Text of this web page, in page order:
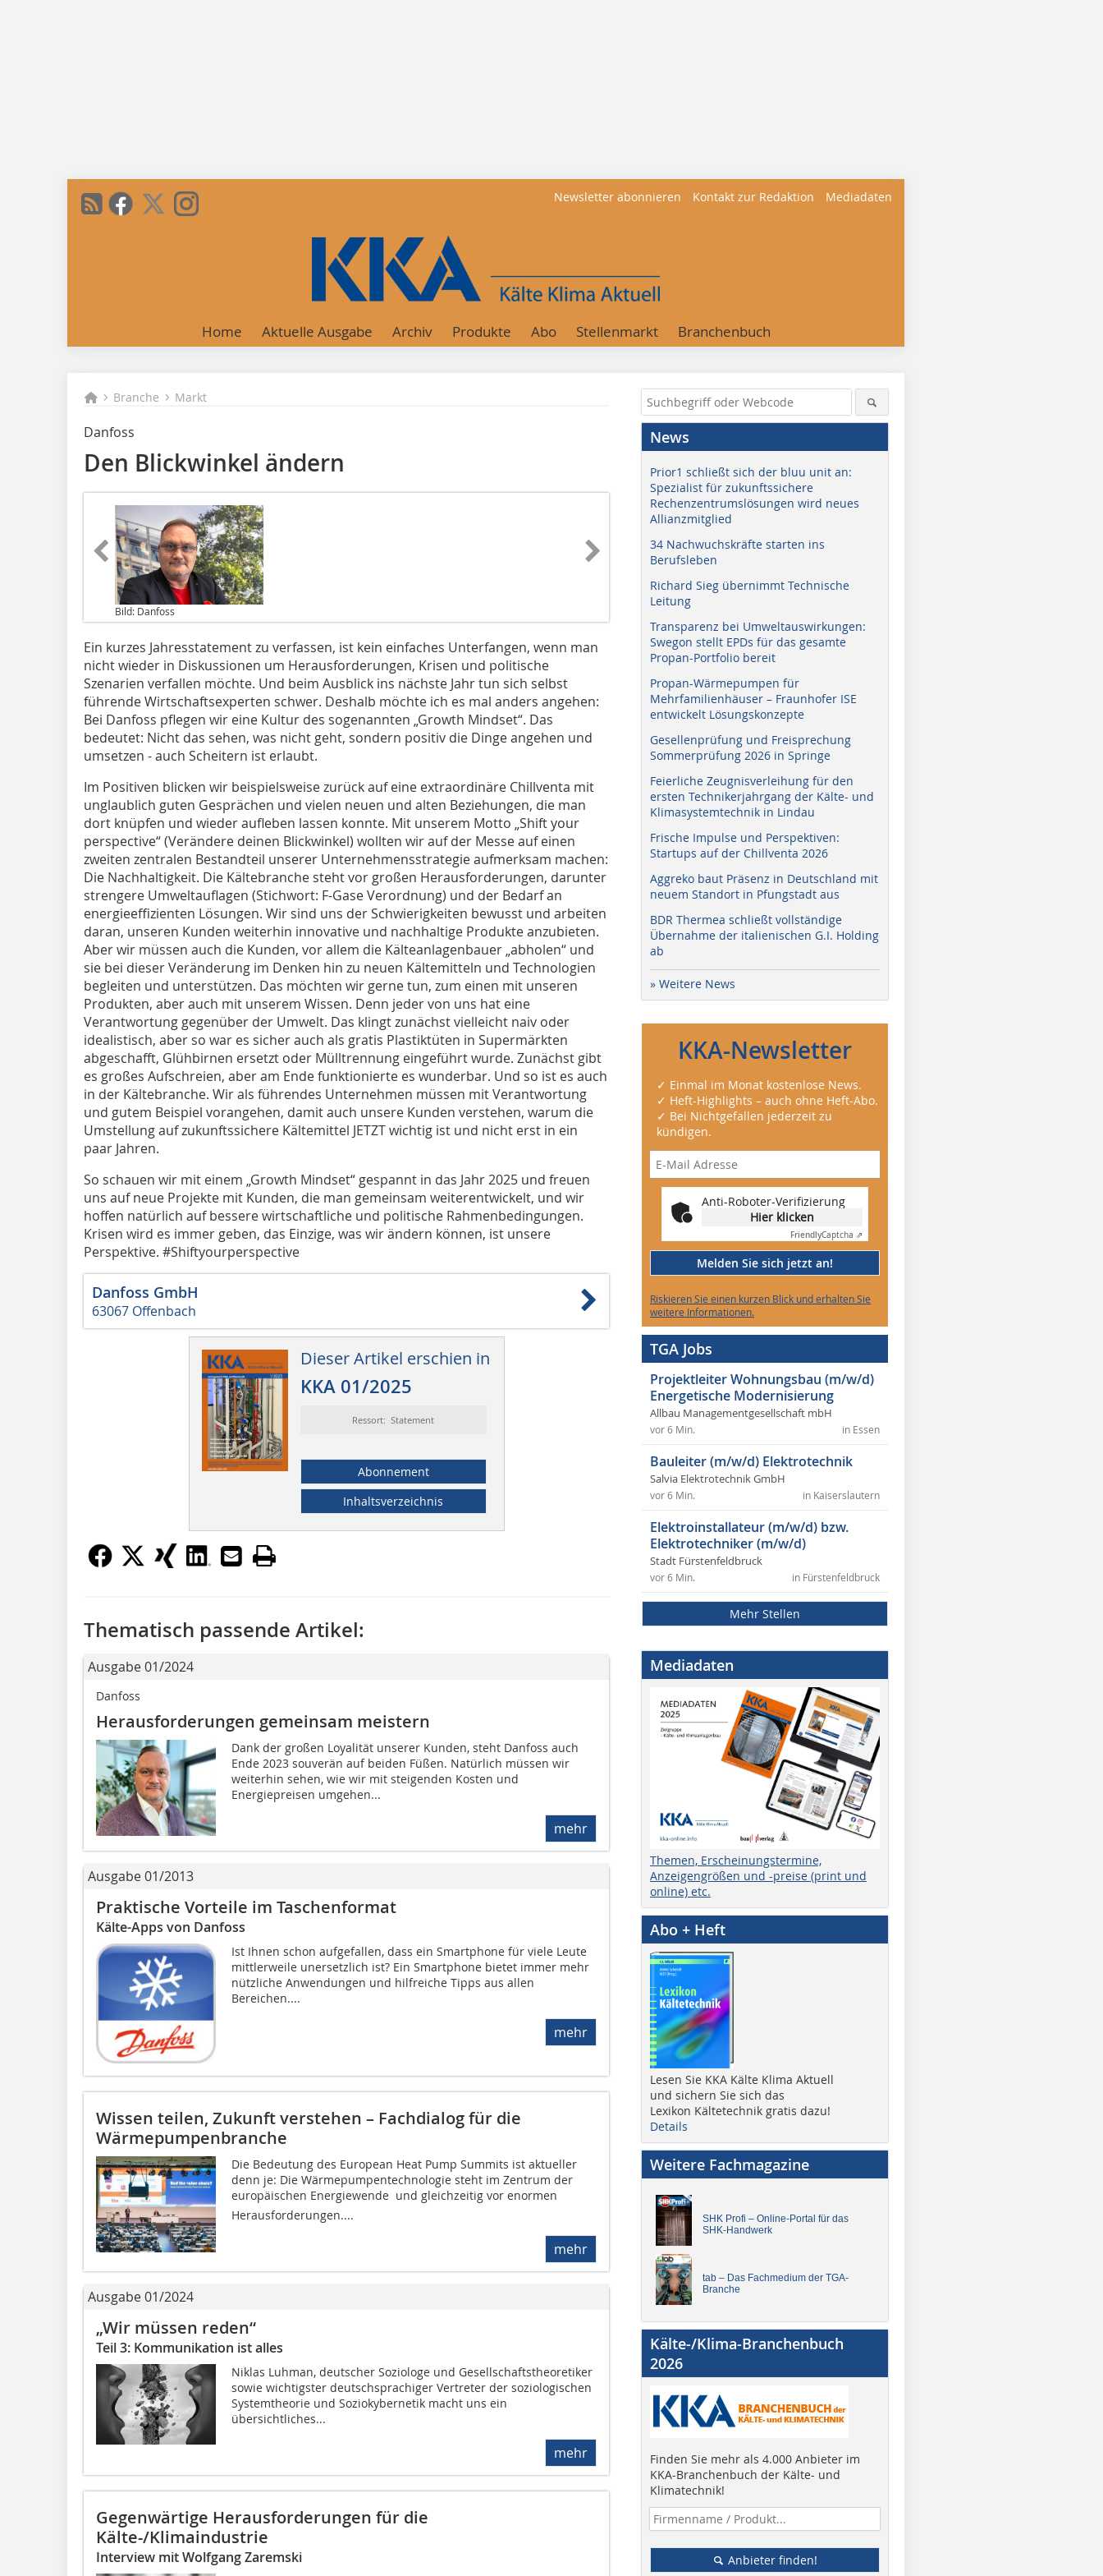
Newsletter abonnieren Kontakt zur Redaktion Mediadaten
Home Aktuelle Ausgabe Archiv Produkte Abo Stellenmarkt Branchenbuch
Branche Markt
Danfoss
Den Blickwinkel ändern
Bild: Danfoss
Ein kurzes Jahresstatement zu verfassen, ist kein einfaches Unterfangen, wenn man
nicht wieder in Diskussionen um Herausforderungen, Krisen und politische
Szenarien verfallen möchte. Und beim Ausblick ins nächste Jahr tun sich selbst
führende Wirtschaftsexperten schwer. Deshalb möchte ich es mal anders angehen:
Bei Danfoss pflegen wir eine Kultur des sogenannten „Growth Mindset“. Das
bedeutet: Nicht das sehen, was nicht geht, sondern positiv die Dinge angehen und
umsetzen - auch Scheitern ist erlaubt.
Im Positiven blicken wir beispielsweise zurück auf eine extraordinäre Chillventa mit
unglaublich guten Gesprächen und vielen neuen und alten Beziehungen, die man
dort knüpfen und wieder aufleben lassen konnte. Mit unserem Motto „Shift your
perspective“ (Verändere deinen Blickwinkel) wollten wir auf der Messe auf einen
zweiten zentralen Bestandteil unserer Unternehmensstrategie aufmerksam machen:
Die Nachhaltigkeit. Die Kältebranche steht vor großen Herausforderungen, darunter
strengere Umweltauflagen (Stichwort: F-Gase Verordnung) und der Bedarf an
energieeffizienten Lösungen. Wir sind uns der Schwierigkeiten bewusst und arbeiten
daran, unseren Kunden weiterhin innovative und nachhaltige Produkte anzubieten.
Aber wir müssen auch die Kunden, vor allem die Kälteanlagenbauer „abholen“ und
sie bei dieser Veränderung im Denken hin zu neuen Kältemitteln und Technologien
begleiten und unterstützen. Das möchten wir gerne tun, zum einen mit unseren
Produkten, aber auch mit unserem Wissen. Denn jeder von uns hat eine
Verantwortung gegenüber der Umwelt. Das klingt zunächst vielleicht naiv oder
idealistisch, aber so war es sicher auch als gratis Plastiktüten in Supermärkten
abgeschafft, Glühbirnen ersetzt oder Mülltrennung eingeführt wurde. Zunächst gibt
es großes Aufschreien, aber am Ende funktionierte es wunderbar. Und so ist es auch
in der Kältebranche. Wir als führendes Unternehmen müssen mit Verantwortung
und gutem Beispiel vorangehen, damit auch unsere Kunden verstehen, warum die
Umstellung auf zukunftssichere Kältemittel JETZT wichtig ist und nicht erst in ein
paar Jahren.
So schauen wir mit einem „Growth Mindset“ gespannt in das Jahr 2025 und freuen
uns auf neue Projekte mit Kunden, die man gemeinsam weiterentwickelt, und wir
hoffen natürlich auf bessere wirtschaftliche und politische Rahmenbedingungen.
Krisen wird es immer geben, das Einzige, was wir ändern können, ist unsere
Perspektive. #Shiftyourperspective
Danfoss GmbH
63067 Offenbach
Dieser Artikel erschien in
KKA 01/2025
Ressort: Statement
Abonnement
Inhaltsverzeichnis
Thematisch passende Artikel:
Ausgabe 01/2024
Danfoss
Herausforderungen gemeinsam meistern
Dank der großen Loyalität unserer Kunden, steht Danfoss auch
Ende 2023 souverän auf beiden Füßen. Natürlich müssen wir
weiterhin sehen, wie wir mit steigenden Kosten und
Energiepreisen umgehen...
mehr
Ausgabe 01/2013
Praktische Vorteile im Taschenformat
Kälte-Apps von Danfoss
Ist Ihnen schon aufgefallen, dass ein Smartphone für viele Leute
mittlerweile unersetzlich ist? Ein Smartphone bietet immer mehr
nützliche Anwendungen und hilfreiche Tipps aus allen
Bereichen....
mehr
Wissen teilen, Zukunft verstehen – Fachdialog für die
Wärmepumpenbranche
Die Bedeutung des European Heat Pump Summits ist aktueller
denn je: Die Wärmepumpentechnologie steht im Zentrum der
europäischen Energiewende  und gleichzeitig vor enormen
Herausforderungen....
mehr
Ausgabe 01/2024
„Wir müssen reden“
Teil 3: Kommunikation ist alles
Niklas Luhman, deutscher Soziologe und Gesellschaftstheoretiker
sowie wichtigster deutschsprachiger Vertreter der soziologischen
Systemtheorie und Soziokybernetik macht uns ein
übersichtliches...
mehr
Gegenwärtige Herausforderungen für die
Kälte-/Klimaindustrie
Interview mit Wolfgang Zaremski
News
Prior1 schließt sich der bluu unit an:
Spezialist für zukunftssichere
Rechenzentrumslösungen wird neues
Allianzmitglied
34 Nachwuchskräfte starten ins
Berufsleben
Richard Sieg übernimmt Technische
Leitung
Transparenz bei Umweltauswirkungen:
Swegon stellt EPDs für das gesamte
Propan-Portfolio bereit
Propan-Wärmepumpen für
Mehrfamilienhäuser – Fraunhofer ISE
entwickelt Lösungskonzepte
Gesellenprüfung und Freisprechung
Sommerprüfung 2026 in Springe
Feierliche Zeugnisverleihung für den
ersten Technikerjahrgang der Kälte- und
Klimasystemtechnik in Lindau
Frische Impulse und Perspektiven:
Startups auf der Chillventa 2026
Aggreko baut Präsenz in Deutschland mit
neuem Standort in Pfungstadt aus
BDR Thermea schließt vollständige
Übernahme der italienischen G.I. Holding
ab
» Weitere News
KKA-Newsletter
✓ Einmal im Monat kostenlose News.
✓ Heft-Highlights – auch ohne Heft-Abo.
✓ Bei Nichtgefallen jederzeit zu
kündigen.
Anti-Roboter-Verifizierung
Hier klicken
FriendlyCaptcha ⇗
Melden Sie sich jetzt an!
Riskieren Sie einen kurzen Blick und erhalten Sie
weitere Informationen.
TGA Jobs
Projektleiter Wohnungsbau (m/w/d)
Energetische Modernisierung
Allbau Managementgesellschaft mbH
in Essen
vor 6 Min.
Bauleiter (m/w/d) Elektrotechnik
Salvia Elektrotechnik GmbH
in Kaiserslautern
vor 6 Min.
Elektroinstallateur (m/w/d) bzw.
Elektrotechniker (m/w/d)
Stadt Fürstenfeldbruck
in Fürstenfeldbruck
vor 6 Min.
Mehr Stellen
Mediadaten
Themen, Erscheinungstermine,
Anzeigengrößen und -preise (print und
online) etc.
Abo + Heft
Lesen Sie KKA Kälte Klima Aktuell
und sichern Sie sich das
Lexikon Kältetechnik gratis dazu!
Details
Weitere Fachmagazine
SHK Profi – Online-Portal für das
SHK-Handwerk
tab – Das Fachmedium der TGA-
Branche
Kälte-/Klima-Branchenbuch
2026
Finden Sie mehr als 4.000 Anbieter im
KKA-Branchenbuch der Kälte- und
Klimatechnik!
Anbieter finden!